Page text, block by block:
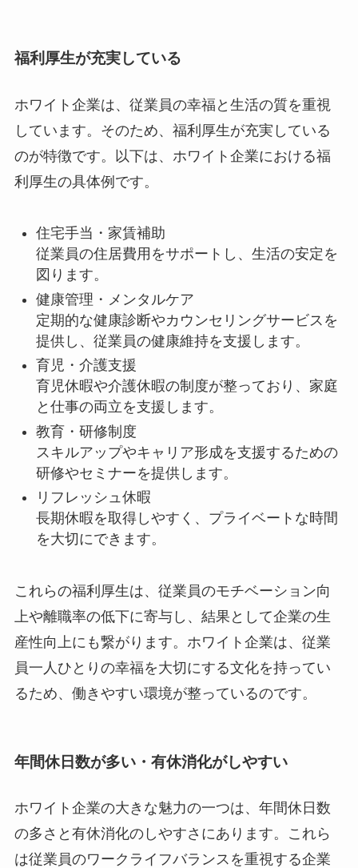
福利厚生が充実している
ホワイト企業は、従業員の幸福と生活の質を重視
しています。そのため、福利厚生が充実している
のが特徴です。以下は、ホワイト企業における福
利厚生の具体例です。
住宅手当・家賃補助
従業員の住居費用をサポートし、生活の安定を
図ります。
健康管理・メンタルケア
定期的な健康診断やカウンセリングサービスを
提供し、従業員の健康維持を支援します。
育児・介護支援
育児休暇や介護休暇の制度が整っており、家庭
と仕事の両立を支援します。
教育・研修制度
スキルアップやキャリア形成を支援するための
研修やセミナーを提供します。
リフレッシュ休暇
長期休暇を取得しやすく、プライベートな時間
を大切にできます。
これらの福利厚生は、従業員のモチベーション向
上や離職率の低下に寄与し、結果として企業の生
産性向上にも繋がります。ホワイト企業は、従業
員一人ひとりの幸福を大切にする文化を持ってい
るため、働きやすい環境が整っているのです。
年間休日数が多い・有休消化がしやすい
ホワイト企業の大きな魅力の一つは、年間休日数
の多さと有休消化のしやすさにあります。これら
は従業員のワークライフバランスを重視する企業